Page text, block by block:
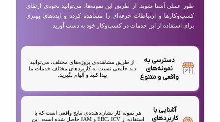
طور عملی آشنا شوید. از طریق این نمونه‌ها، می‌توانید نحوه‌ی ارتقای
کسب‌وکارها و ارتباطات حرفه‌ای را مشاهده کرده و ایده‌های بهتری
برای استفاده از این خدمات در کسب‌وکار خود به دست آورید.
دسترسی به
نمونه‌های
واقعی و متنوع
از طریق مشاهده‌ی پروژه‌های مختلف، می‌توانید
دید جامعی نسبت به کاربردهای مختلف خدمات ما
پیدا کنید و الهام بگیرید.
آشنایی با
کاربردهای
هر نمونه کار نشان‌دهنده‌ی نتایج واقعی است که با
استفاده از EBC، ICV و IAM حاصل شده است. این